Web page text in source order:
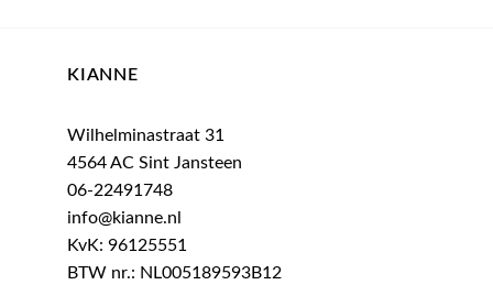
KIANNE
Wilhelminastraat 31
4564 AC Sint Jansteen
06-22491748
info@kianne.nl
KvK: 96125551
BTW nr.: NL005189593B12